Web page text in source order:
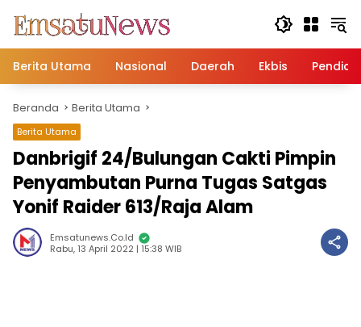
konten
Berita Utama
Nasional Daerah Ekbis
Beranda Berita Utama
Berita Utama
Danbrigif 24/Bulungan Cakti Pimpin
Penyambutan Purna Tugas Satgas
Yonif Raider 613/Raja Alam
Emsatunews.co.id
Rabu, 13 April 2022 | 15:38 WIB